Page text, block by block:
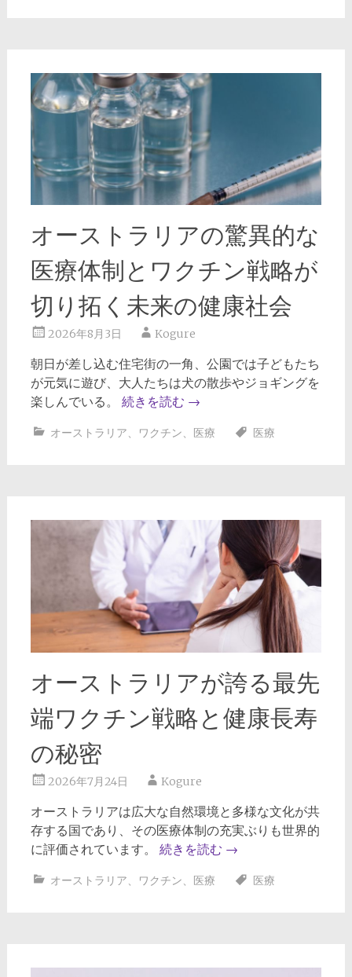
オーストラリアの驚異的な
医療体制とワクチン戦略が
切り拓く未来の健康社会
2026年8月3日 Kogure
朝日が差し込む住宅街の一角、公園では子どもたち
が元気に遊び、大人たちは犬の散歩やジョギングを
楽しんでいる。 続きを読む →
オーストラリア、 ワクチン、 医療 医療
オーストラリアが誇る最先
端ワクチン戦略と健康長寿
の秘密
2026年7月24日 Kogure
オーストラリアは広大な自然環境と多様な文化が共
存する国であり、その医療体制の充実ぶりも世界的
に評価されています。 続きを読む →
オーストラリア、 ワクチン、 医療 医療